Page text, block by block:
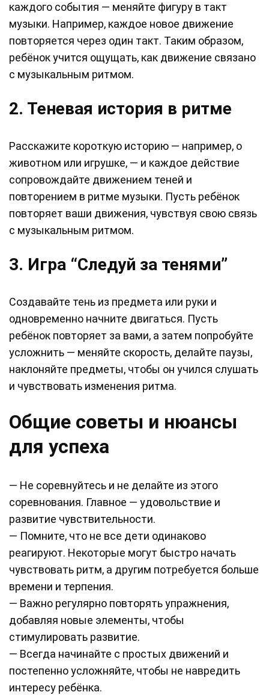
каждого события — меняйте фигуру в такт
музыки. Например, каждое новое движение
повторяется через один такт. Таким образом,
ребёнок учится ощущать, как движение связано
с музыкальным ритмом.
2. Теневая история в ритме
Расскажите короткую историю — например, о
животном или игрушке, — и каждое действие
сопровождайте движением теней и
повторением в ритме музыки. Пусть ребёнок
повторяет ваши движения, чувствуя свою связь
с музыкальным ритмом.
3. Игра “Следуй за тенями”
Создавайте тень из предмета или руки и
одновременно начните двигаться. Пусть
ребёнок повторяет за вами, а затем попробуйте
усложнить — меняйте скорость, делайте паузы,
наклоняйте предметы, чтобы он учился слушать
и чувствовать изменения ритма.
Общие советы и нюансы
для успеха
— Не соревнуйтесь и не делайте из этого
соревнования. Главное — удовольствие и
развитие чувствительности.
— Помните, что не все дети одинаково
реагируют. Некоторые могут быстро начать
чувствовать ритм, а другим потребуется больше
времени и терпения.
— Важно регулярно повторять упражнения,
добавляя новые элементы, чтобы
стимулировать развитие.
— Всегда начинайте с простых движений и
постепенно усложняйте, чтобы не навредить
интересу ребёнка.